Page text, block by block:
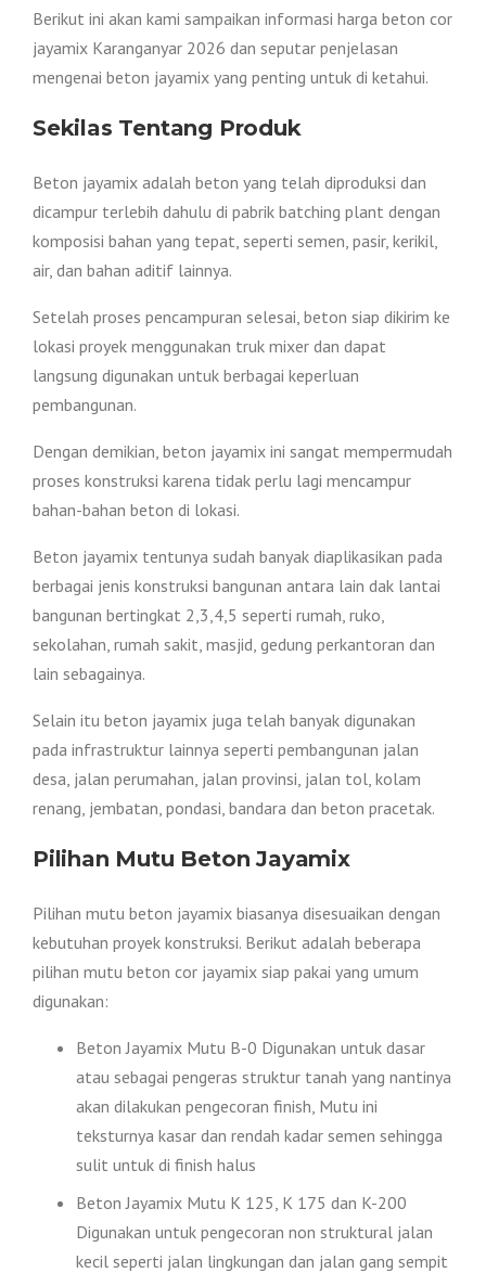
Berikut ini akan kami sampaikan informasi harga beton cor
jayamix Karanganyar 2026 dan seputar penjelasan
mengenai beton jayamix yang penting untuk di ketahui.
Sekilas Tentang Produk
Beton jayamix adalah beton yang telah diproduksi dan
dicampur terlebih dahulu di pabrik batching plant dengan
komposisi bahan yang tepat, seperti semen, pasir, kerikil,
air, dan bahan aditif lainnya.
Setelah proses pencampuran selesai, beton siap dikirim ke
lokasi proyek menggunakan truk mixer dan dapat
langsung digunakan untuk berbagai keperluan
pembangunan.
Dengan demikian, beton jayamix ini sangat mempermudah
proses konstruksi karena tidak perlu lagi mencampur
bahan-bahan beton di lokasi.
Beton jayamix tentunya sudah banyak diaplikasikan pada
berbagai jenis konstruksi bangunan antara lain dak lantai
bangunan bertingkat 2,3,4,5 seperti rumah, ruko,
sekolahan, rumah sakit, masjid, gedung perkantoran dan
lain sebagainya.
Selain itu beton jayamix juga telah banyak digunakan
pada infrastruktur lainnya seperti pembangunan jalan
desa, jalan perumahan, jalan provinsi, jalan tol, kolam
renang, jembatan, pondasi, bandara dan beton pracetak.
Pilihan Mutu Beton Jayamix
Pilihan mutu beton jayamix biasanya disesuaikan dengan
kebutuhan proyek konstruksi. Berikut adalah beberapa
pilihan mutu beton cor jayamix siap pakai yang umum
digunakan:
Beton Jayamix Mutu B-0 Digunakan untuk dasar
atau sebagai pengeras struktur tanah yang nantinya
akan dilakukan pengecoran finish, Mutu ini
teksturnya kasar dan rendah kadar semen sehingga
sulit untuk di finish halus
Beton Jayamix Mutu K 125, K 175 dan K-200
Digunakan untuk pengecoran non struktural jalan
kecil seperti jalan lingkungan dan jalan gang sempit